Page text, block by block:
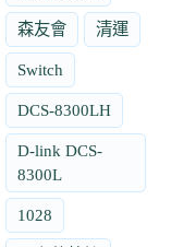
森友會 清運
Switch
DCS-8300LH
D-link DCS-
8300L
1028